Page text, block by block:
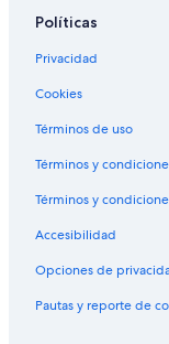
Hoteles en Montmort-
Hoteles en Étoges
Hoteles en Fère-
Hoteles cerca de
Hoteles en Chouilly
Hoteles en Cramant
Hoteles en Reuves
Políticas
Privacidad
Cookies
Términos de uso
Términos y
Términos y
Accesibilidad
Opciones de
Pautas y reporte de